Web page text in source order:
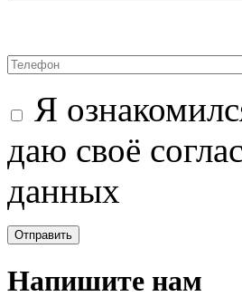
Я
даю своё
данных
Напишите нам